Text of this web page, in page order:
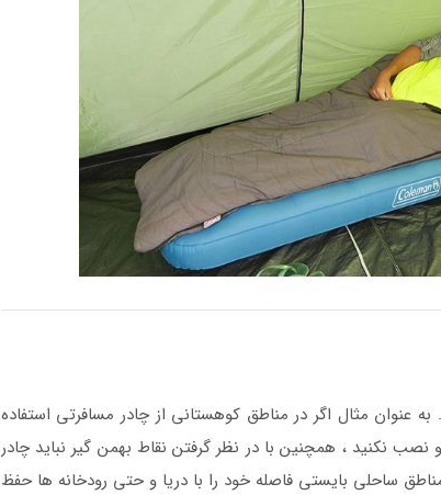
عنوان مثال اگر در مناطق کوهستانی از چادر مسافرتی استفاده
نصب نکنید ، همچنین با در نظر گرفتن نقاط بهمن گیر نباید چادر
ساحلی بایستی فاصله خود را با دریا و حتی رودخانه ها حفظ